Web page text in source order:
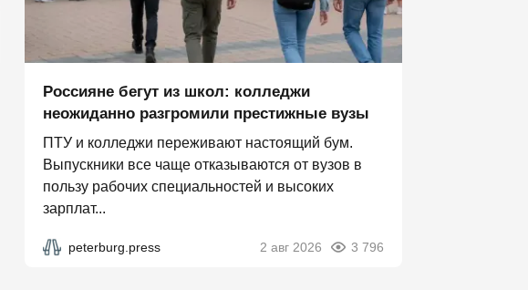
Россияне бегут из школ: колледжи
неожиданно разгромили престижные вузы
ПТУ и колледжи переживают настоящий бум.
Выпускники все чаще отказываются от вузов в
пользу рабочих специальностей и высоких
зарплат...
peterburg.press 2 авг 2026 3 796